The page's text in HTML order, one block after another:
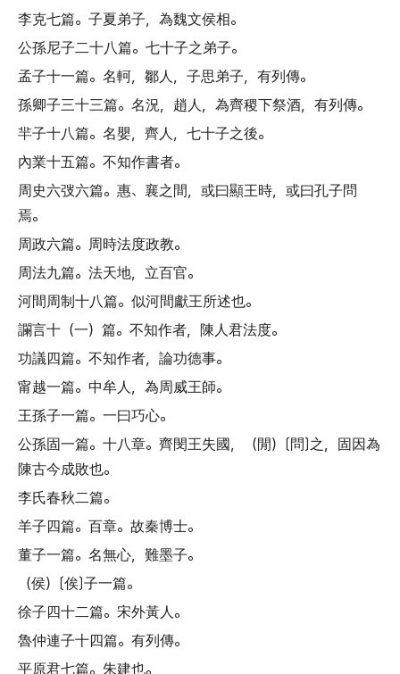
李克七篇。 子夏弟子， 為魏文侯相。
公孫尼子二十八篇。 七十子之弟子。
孟子十一篇。 名軻， 鄒人， 子思弟子， 有列傳。
孫卿子三十三篇。 名況， 趙人， 為齊稷下祭酒， 有列傳。
羋子十八篇。 名嬰， 齊人， 七十子之後。
內業十五篇。 不知作書者。
周史六弢六篇。 惠、 襄之間， 或曰顯王時， 或曰孔子問
焉。
周政六篇。 周時法度政教。
周法九篇。 法天地， 立百官。
河間周制十八篇。 似河間獻王所述也。
讕言十 （一） 篇。 不知作者， 陳人君法度。
功議四篇。 不知作者， 論功德事。
甯越一篇。 中牟人， 為周威王師。
王孫子一篇。 一曰巧心。
公孫固一篇。 十八章。 齊閔王失國，（閒）〔問〕之， 固因為
陳古今成敗也。
李氏春秋二篇。
羊子四篇。 百章。 故秦博士。
董子一篇。 名無心， 難墨子。
（侯）〔俟〕子一篇。
徐子四十二篇。 宋外黃人。
魯仲連子十四篇。 有列傳。
平原君七篇。 朱建也。